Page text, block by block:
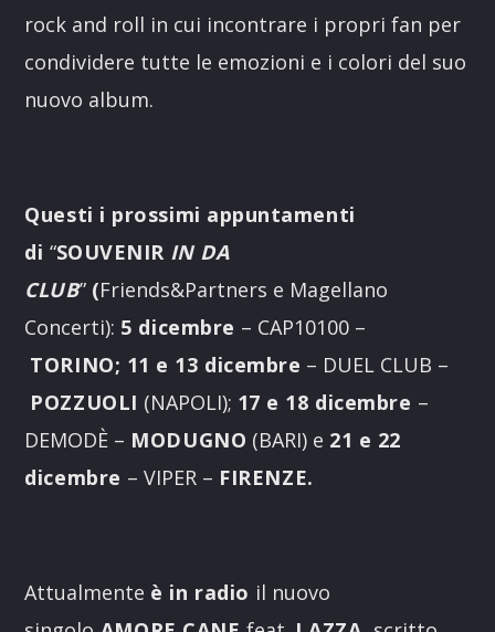
rock and roll in cui incontrare i propri fan per
condividere tutte le emozioni e i colori del suo
nuovo album.
Questi i prossimi appuntamenti
di “SOUVENIR IN DA
CLUB” (Friends&Partners e Magellano
Concerti): 5 dicembre – CAP10100 –
TORINO; 11 e 13 dicembre – DUEL CLUB –
POZZUOLI (NAPOLI); 17 e 18 dicembre –
DEMODÈ – MODUGNO (BARI) e 21 e 22
dicembre – VIPER – FIRENZE.
Attualmente è in radio il nuovo